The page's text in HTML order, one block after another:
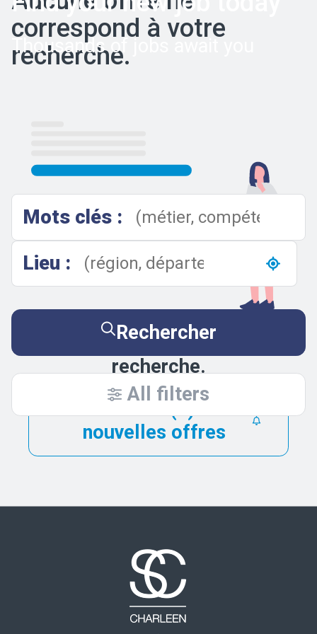
Thousands of jobs await you
Mots clés :
Lieu :
Rechercher
All filters
correspond à votre
recherche.
Essayez de nouveau en
élargissant vos critères de
recherche.
Être alerté(e) des
nouvelles offres